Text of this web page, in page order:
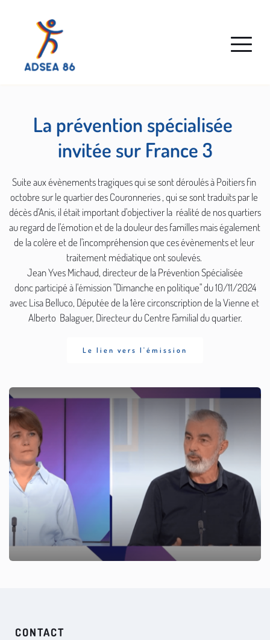
La prévention spécialisée
invitée sur France 3
Suite aux évènements tragiques qui se sont déroulés à Poitiers fin
octobre sur le quartier des Couronneries , qui se sont traduits par le
décès d'Anis, il était important d'objectiver la  réalité de nos quartiers
au regard de l'émotion et de la douleur des familles mais également
de la colère et de l'incompréhension que ces évènements et leur
traitement médiatique ont soulevés.
Jean Yves Michaud, directeur de la Prévention Spécialisée
avec Lisa Belluco, Députée de la 1ère circonscription de la Vienne et
Alberto  Balaguer, Directeur du Centre Familial du quartier.
Le lien vers l'émission
CONTACT